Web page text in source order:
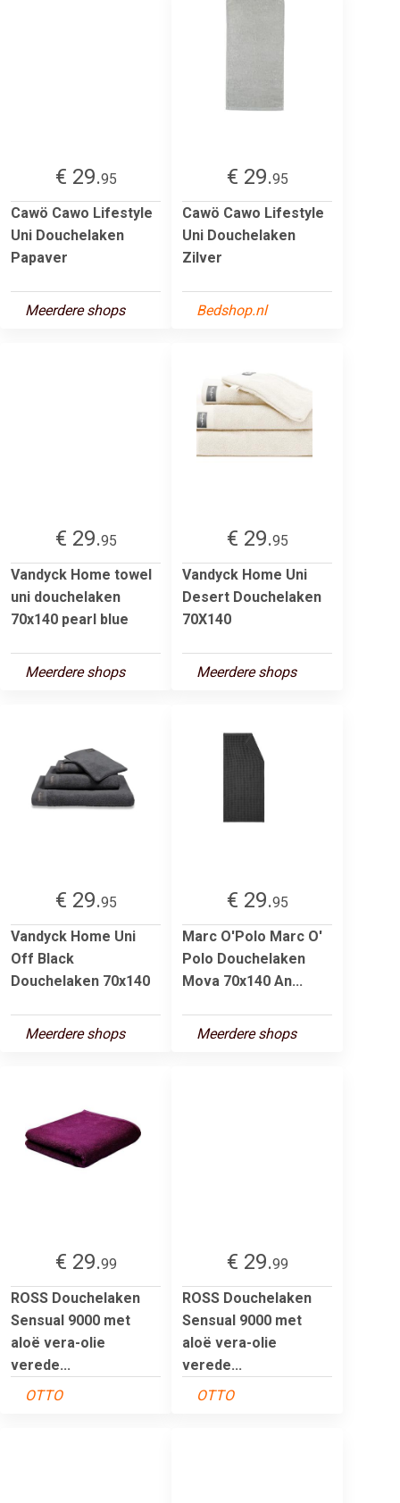
€ 29.95
Cawö Cawo Lifestyle
Uni Douchelaken
Papaver
Meerdere shops
€ 29.95
Cawö Cawo Lifestyle
Uni Douchelaken
Zilver
Bedshop.nl
€ 29.95
Vandyck Home towel
uni douchelaken
70x140 pearl blue
Meerdere shops
€ 29.95
Vandyck Home Uni
Desert Douchelaken
70X140
Meerdere shops
€ 29.95
Vandyck Home Uni
Off Black
Douchelaken 70x140
Meerdere shops
€ 29.95
Marc O'Polo Marc O'
Polo Douchelaken
Mova 70x140 An...
Meerdere shops
€ 29.99
ROSS Douchelaken
Sensual 9000 met
aloë vera-olie
verede...
OTTO
€ 29.99
ROSS Douchelaken
Sensual 9000 met
aloë vera-olie
verede...
OTTO